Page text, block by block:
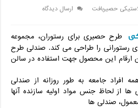
حصیربافت
ارسال دیدگاه
طرح حصیری برای رستوران، مجموعه
رستورانی را طراحی می کند. صندلی طرح
ارقام این محصول جهت استفاده در سالن
افراد جامعه به طور روزانه از صندلی
ها از لحاظ جنس مواد اولیه سازنده آنها
صندلی ها